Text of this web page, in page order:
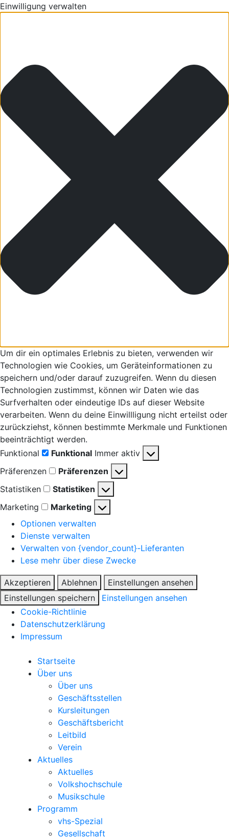
Einwilligung verwalten
Um dir ein optimales Erlebnis zu bieten, verwenden wir
Technologien wie Cookies, um Geräteinformationen zu
speichern und/oder darauf zuzugreifen. Wenn du diesen
Technologien zustimmst, können wir Daten wie das
Surfverhalten oder eindeutige IDs auf dieser Website
verarbeiten. Wenn du deine Einwillligung nicht erteilst oder
zurückziehst, können bestimmte Merkmale und Funktionen
beeinträchtigt werden.
Funktional
Funktional Immer aktiv
Präferenzen
Präferenzen
Statistiken
Statistiken
Marketing
Marketing
Optionen verwalten
Dienste verwalten
Verwalten von {vendor_count}-Lieferanten
Lese mehr über diese Zwecke
Akzeptieren Ablehnen
Einstellungen ansehen
Einstellungen speichern
Einstellungen ansehen
Cookie-Richtlinie
Datenschutzerklärung
Impressum
Startseite
Über uns
Über uns
Geschäftsstellen
Kursleitungen
Geschäftsbericht
Leitbild
Verein
Aktuelles
Aktuelles
Volkshochschule
Musikschule
Programm
vhs-Spezial
Gesellschaft